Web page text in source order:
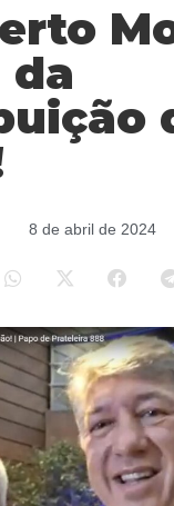
da
8 de abril de 2024